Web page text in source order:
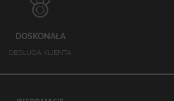
DOSKONAŁA
OBSŁUGA KLIENTA